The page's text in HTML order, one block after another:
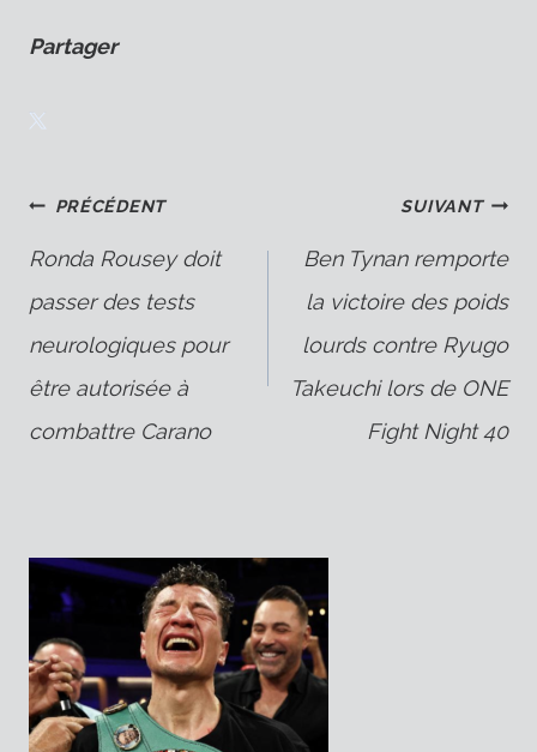
Partager
Navigation
de
l’article
PRÉCÉDENT
Ronda Rousey doit
passer des tests
neurologiques pour
être autorisée à
combattre Carano
SUIVANT
Ben Tynan remporte
la victoire des poids
lourds contre Ryugo
Takeuchi lors de ONE
Fight Night 40